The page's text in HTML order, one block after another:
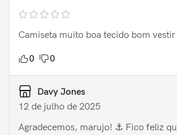
Camiseta muito boa tecido bom vestir
0 0
Davy Jones
12 de julho de 2025
Agradecemos, marujo! ⚓️ Fico feliz